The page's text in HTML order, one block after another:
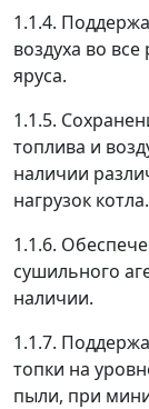
1.1.4.
воздуха во
яруса.
1.1.5.
топлива и
наличии
нагрузок котла.
1.1.6.
сушильного
наличии.
1.1.7.
топки на
пыли, при